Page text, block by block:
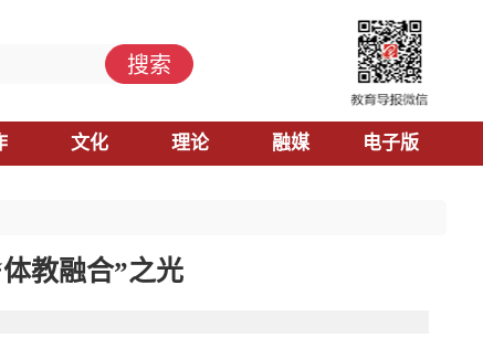
文化 理论 融媒 电子版
搜索
教融合”之光